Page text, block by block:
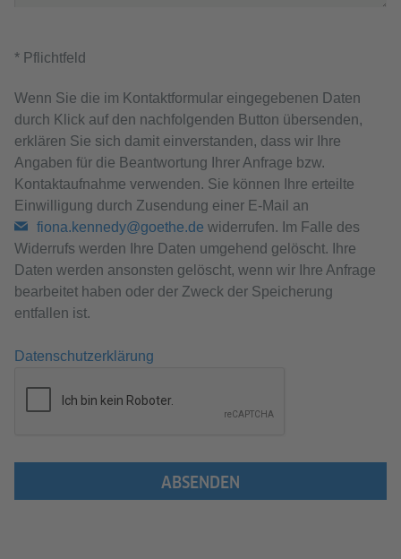
* Pflichtfeld
Wenn Sie die im Kontaktformular eingegebenen Daten
durch Klick auf den nachfolgenden Button übersenden,
erklären Sie sich damit einverstanden, dass wir Ihre
Angaben für die Beantwortung Ihrer Anfrage bzw.
Kontaktaufnahme verwenden. Sie können Ihre erteilte
Einwilligung durch Zusendung einer E-Mail an
fiona.kennedy@goethe.de widerrufen. Im Falle des
Widerrufs werden Ihre Daten umgehend gelöscht. Ihre
Daten werden ansonsten gelöscht, wenn wir Ihre Anfrage
bearbeitet haben oder der Zweck der Speicherung
entfallen ist.
Datenschutzerklärung
ABSENDEN